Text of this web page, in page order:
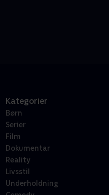
Kategorier
Børn
Serier
Film
Dokumentar
Reality
Livsstil
Underholdning